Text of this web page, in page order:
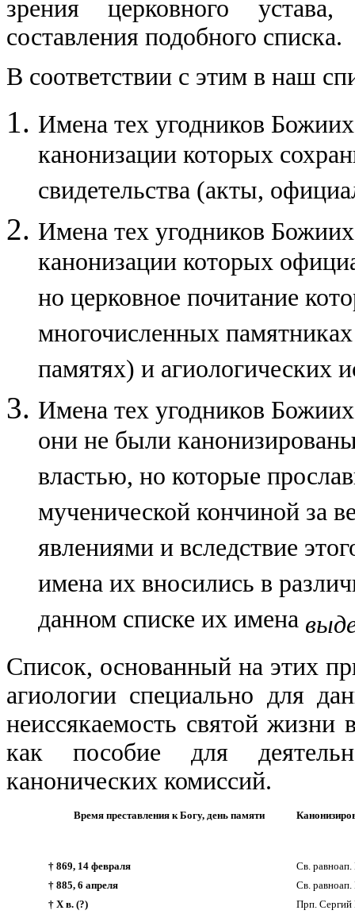
зрения церковного
составления подобного списка.
В соответствии с этим в наш
Имена тех угодников
канонизации которых
свидетельства (акты,
Имена тех угодников
канонизации которых
но церковное почитание
многочисленных
памятях) и агиологических
Имена тех угодников
они не были
властью, но которые
мученической кончиной за
явлениями и вследствие
имена их вносились в
данном списке их имена
Список, основанный на этих
агиологии специально для
неиссякаемость святой
как пособие для
канонических комиссий.
Время преставления к Богу, день памяти
† 869, 14 февраля
Св. равноап.
† 885, 6 апреля
Св.
† Х в. (?)
Прп. Сергий